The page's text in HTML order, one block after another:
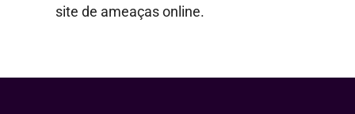
site de ameaças online.